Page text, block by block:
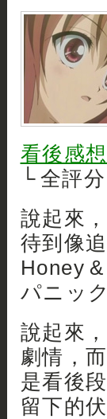
看後感想
└ 全評
說起來
待到像
Honey
パニッ
說起來
劇情，
是看後
留下的